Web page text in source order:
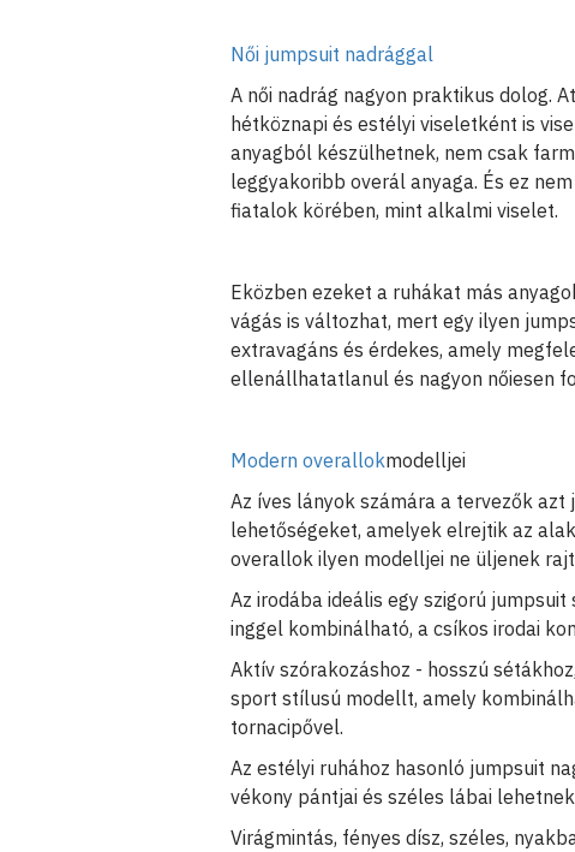
Női jumpsuit nadrággal
A női nadrág nagyon praktikus dolog.
hétköznapi és estélyi viseletként is
anyagból készülhetnek, nem csak
leggyakoribb overál anyaga. És ez
fiatalok körében, mint alkalmi viselet.
Eközben ezeket a ruhákat más
vágás is változhat, mert egy ilyen
extravagáns és érdekes, amely
ellenállhatatlanul és nagyon nőiesen
Modern overallokmodelljei
Az íves lányok számára a tervezők
lehetőségeket, amelyek elrejtik az
overallok ilyen modelljei ne üljenek
Az irodába ideális egy szigorú
inggel kombinálható, a csíkos irodai
Aktív szórakozáshoz - hosszú
sport stílusú modellt, amely
tornacipővel.
Az estélyi ruhához hasonló jumpsuit
vékony pántjai és széles lábai
Virágmintás, fényes dísz, széles,